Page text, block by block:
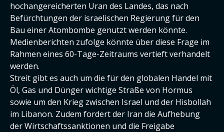
hochangereicherten Uran des Landes, das nach
Befürchtungen der israelischen Regierung für den
Bau einer Atombombe genutzt werden könnte.
Medienberichten zufolge könnte über diese Frage im
Rahmen eines 60-Tage-Zeitraums vertieft verhandelt
werden.
Streit gibt es auch um die für den globalen Handel mit
Öl, Gas und Dünger wichtige Straße von Hormus
sowie um den Krieg zwischen Israel und der Hisbollah
im Libanon. Zudem fordert der Iran die Aufhebung
der Wirtschaftssanktionen und die Freigabe